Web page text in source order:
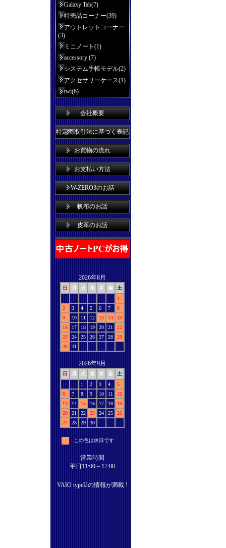
Galaxy Tab(7)
特売品コーナー(39)
アウトレットコーナー
(3)
ミニノート(1)
accessory (7)
システム手帳モデル(2)
アクセサリーケース(1)
twi(6)
会社概要
特定商取引法に基づく表記
お買物の流れ
お支払い方法
W-ZERO3のお話
帆布のお話
皮革のお話
2026年8月
日 月 火 水 木 金
土
1
2
3 4 5 6 7
8
9
10 11 12 13 14
15
16
17 18 19 20 21
22
23
24 25 26 27 28
29
30
31
2026年9月
日 月 火 水 木 金
土
1
2 3 4
5
6
7 8 9 10 11
12
13
14 15 16 17 18
19
20
21 22 23 24 25
26
27
28 29 30
この色は休日です
営業時間
平日11:00～17:00
VAIO typeUの情報が満載 !